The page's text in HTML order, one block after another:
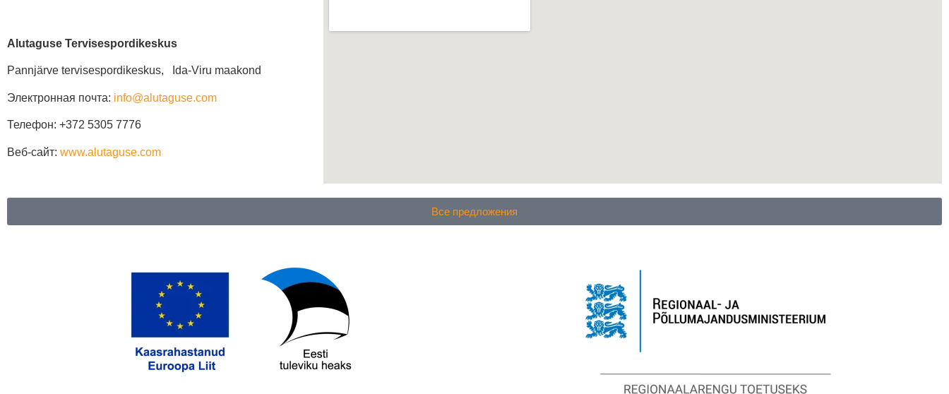
Alutaguse Tervisespordikeskus
Pannjärve tervisespordikeskus, Ida-Viru maakond
Электронная почта: info@alutaguse.com
Телефон: +372 5305 7776
Веб-сайт: www.alutaguse.com
Все предложения